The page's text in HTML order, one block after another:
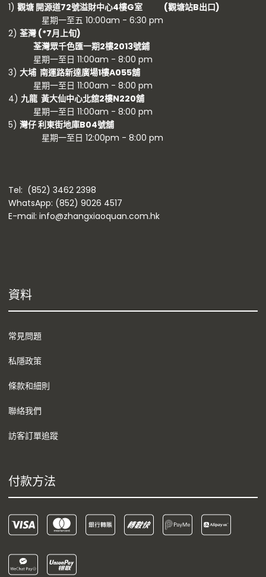
1) 觀塘 開源道72號溢財中心4樓G室 (觀塘站B出口)
星期一至五 10:00am - 6:30 pm
2) 荃灣 (*7月上旬)
荃灣眾千色匯一期2樓2013號鋪
星期一至日 11:00am - 8:00 pm
3) 大埔 南運路新達廣場1樓A055舖
星期一至日 11:00am - 8:00 pm
4) 九龍 黃大仙中心北舘2樓N220舖
星期一至日 11:00am - 8:00 pm
5) 灣仔 利東街地庫B04號舖
星期一至日 12:00pm - 8:00 pm
Tel: (852) 3462 2398
WhatsApp: (852) 9026 4517
E-mail: info@zhangxiaoquan.com.hk
資料
常見問題
私隱政策
條款和細則
聯絡我們
訪客訂單追蹤
付款方法